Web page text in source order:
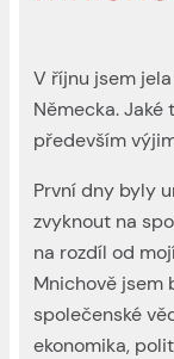
V říjnu jsem
Německa. Jaké
především
První dny byly
zvyknout na
na rozdíl od
Mnichově jsem
společenské
ekonomika,